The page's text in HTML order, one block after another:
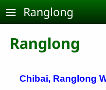
Skip to main content
Ranglong
Ranglong
Chibai, Ranglong